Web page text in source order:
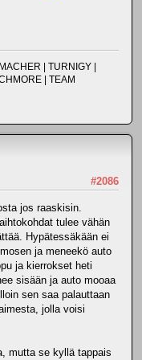
| TURNIGY |
| TEAM
#2086
jos raaskisin.
tulee vähän
Hypätessäkään ei
ja meneekö auto
ja kierrokset heti
sisään ja auto mooaa
sen saa palauttaan
jolla voisi
mutta se kyllä tappais